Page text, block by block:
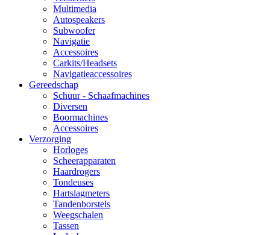
Multimedia
Autospeakers
Subwoofer
Navigatie
Accessoires
Carkits/Headsets
Navigatieaccessoires
Gereedschap
Schuur - Schaafmachines
Diversen
Boormachines
Accessoires
Verzorging
Horloges
Scheerapparaten
Haardrogers
Tondeuses
Hartslagmeters
Tandenborstels
Weegschalen
Tassen